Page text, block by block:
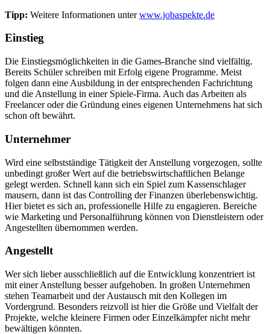
Tipp: Weitere Informationen unterwww.jobaspekte.de
Einstieg
Die Einstiegsmöglichkeiten in die Games-Branche sind vielfältig.
Bereits Schüler schreiben mit Erfolg eigene Programme. Meist
folgen dann eine Ausbildung in der entsprechenden Fachrichtung
und die Anstellung in einer Spiele-Firma. Auch das Arbeiten als
Freelancer oder die Gründung eines eigenen Unternehmens hat sich
schon oft bewährt.
Unternehmer
Wird eine selbstständige Tätigkeit der Anstellung vorgezogen, sollte
unbedingt großer Wert auf die betriebswirtschaftlichen Belange
gelegt werden. Schnell kann sich ein Spiel zum Kassenschlager
mausern, dann ist das Controlling der Finanzen überlebenswichtig.
Hier bietet es sich an, professionelle Hilfe zu engagieren. Bereiche
wie Marketing und Personalführung können von Dienstleistern oder
Angestellten übernommen werden.
Angestellt
Wer sich lieber ausschließlich auf die Entwicklung konzentriert ist
mit einer Anstellung besser aufgehoben. In großen Unternehmen
stehen Teamarbeit und der Austausch mit den Kollegen im
Vordergrund. Besonders reizvoll ist hier die Größe und Vielfalt der
Projekte, welche kleinere Firmen oder Einzelkämpfer nicht mehr
bewältigen könnten.